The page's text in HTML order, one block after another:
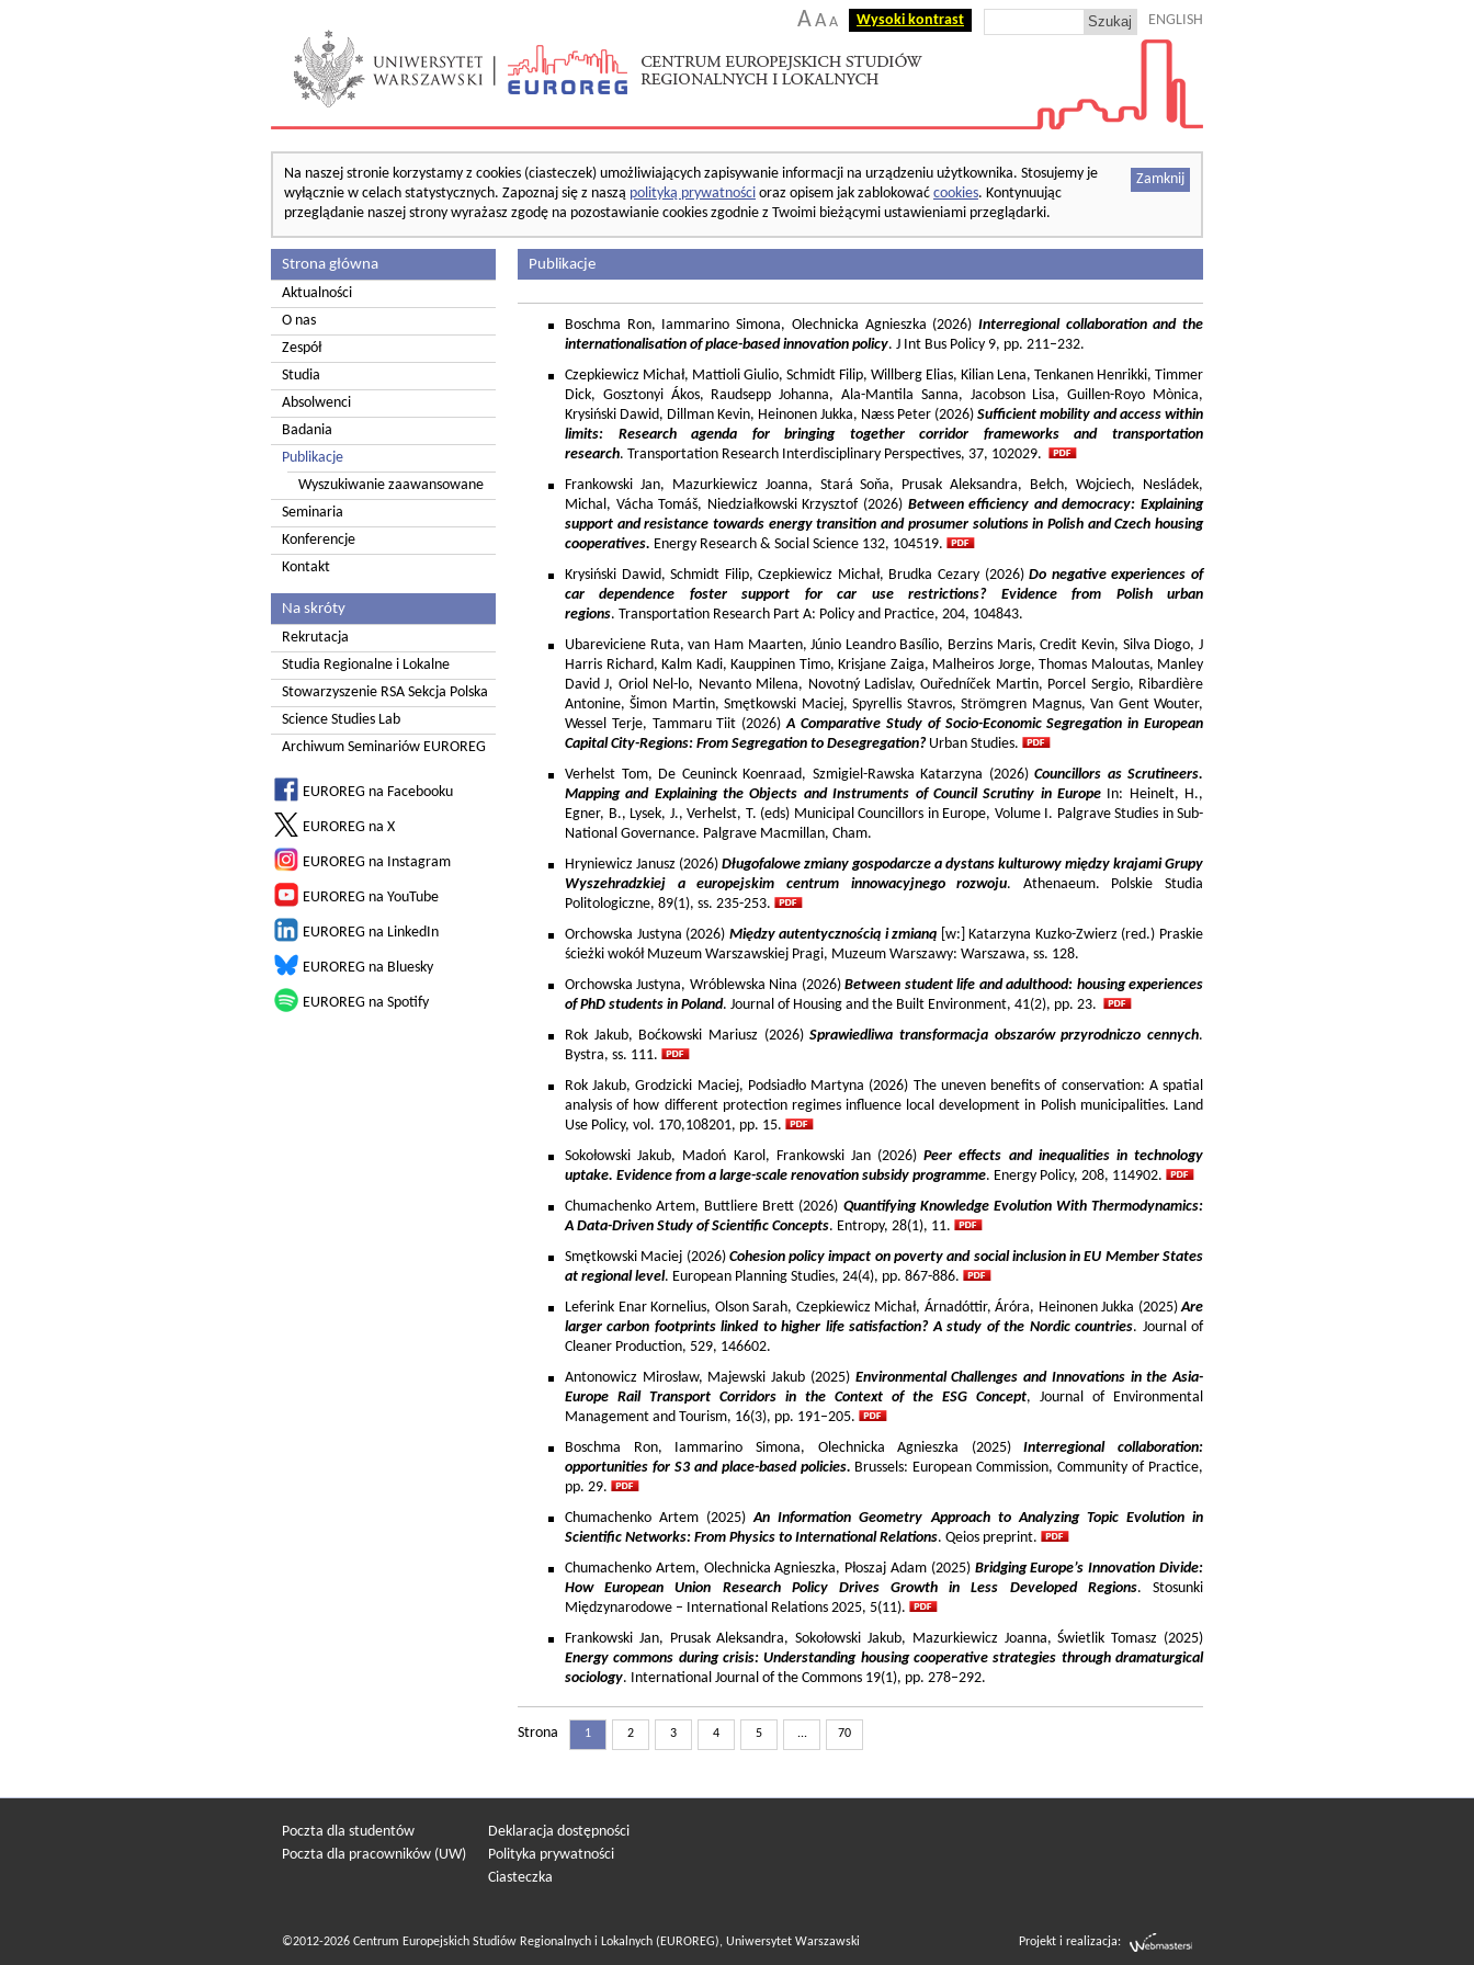
AA A Wysoki kontrast ENGLISH
Zamknij
Na naszej stronie korzystamy z cookies (ciasteczek) umożliwiających zapisywanie informacji na urządzeniu użytkownika. Stosujemy je
wyłącznie w celach statystycznych. Zapoznaj się z naszą polityką prywatności oraz opisem jak zablokować cookies. Kontynuując
przeglądanie naszej strony wyrażasz zgodę na pozostawianie cookies zgodnie z Twoimi bieżącymi ustawieniami przeglądarki.
Strona główna
Aktualności
O nas
Zespół
Studia
Absolwenci
Badania
Publikacje
Wyszukiwanie zaawansowane
Seminaria
Konferencje
Kontakt
Na skróty
Rekrutacja
Studia Regionalne i Lokalne
Stowarzyszenie RSA Sekcja Polska
Science Studies Lab
Archiwum Seminariów EUROREG
EUROREG na Facebooku
EUROREG na X
EUROREG na Instagram
EUROREG na YouTube
EUROREG na LinkedIn
EUROREG na Bluesky
EUROREG na Spotify
Publikacje
Boschma Ron, Iammarino Simona, Olechnicka Agnieszka (2026) Interregional collaboration and the
internationalisation of place-based innovation policy. J Int Bus Policy 9, pp. 211–232.
Czepkiewicz Michał, Mattioli Giulio, Schmidt Filip, Willberg Elias, Kilian Lena, Tenkanen Henrikki, Timmer
Dick, Gosztonyi Ákos, Raudsepp Johanna, Ala-Mantila Sanna, Jacobson Lisa, Guillen-Royo Mònica,
Krysiński Dawid, Dillman Kevin, Heinonen Jukka, Næss Peter (2026) Sufficient mobility and access within
limits: Research agenda for bringing together corridor frameworks and transportation
research. Transportation Research Interdisciplinary Perspectives, 37, 102029.
Frankowski Jan, Mazurkiewicz Joanna, Stará Soňa, Prusak Aleksandra, Bełch, Wojciech, Nesládek,
Michal, Vácha Tomáš, Niedziałkowski Krzysztof (2026) Between efficiency and democracy: Explaining
support and resistance towards energy transition and prosumer solutions in Polish and Czech housing
cooperatives. Energy Research & Social Science 132, 104519.
Krysiński Dawid, Schmidt Filip, Czepkiewicz Michał, Brudka Cezary (2026)Do negative experiences of
car dependence foster support for car use restrictions? Evidence from Polish urban
regions. Transportation Research Part A: Policy and Practice, 204, 104843.
Ubareviciene Ruta, van Ham Maarten, Júnio Leandro Basílio, Berzins Maris, Credit Kevin, Silva Diogo, J
Harris Richard, Kalm Kadi, Kauppinen Timo, Krisjane Zaiga, Malheiros Jorge, Thomas Maloutas, Manley
David J, Oriol Nel-lo, Nevanto Milena, Novotný Ladislav, Ouředníček Martin, Porcel Sergio, Ribardière
Antonine, Šimon Martin, Smętkowski Maciej, Spyrellis Stavros, Strömgren Magnus, Van Gent Wouter,
Wessel Terje, Tammaru Tiit (2026)A Comparative Study of Socio-Economic Segregation in European
Capital City-Regions: From Segregation to Desegregation?Urban Studies.
Verhelst Tom, De Ceuninck Koenraad, Szmigiel-Rawska Katarzyna (2026) Councillors as Scrutineers.
Mapping and Explaining the Objects and Instruments of Council Scrutiny in EuropeIn: Heinelt, H.,
Egner, B., Lysek, J., Verhelst, T. (eds) Municipal Councillors in Europe, Volume I. Palgrave Studies in Sub-
National Governance. Palgrave Macmillan, Cham.
Hryniewicz Janusz (2026) Długofalowe zmiany gospodarcze a dystans kulturowy między krajami Grupy
Wyszehradzkiej a europejskim centrum innowacyjnego rozwoju. Athenaeum. Polskie Studia
Politologiczne, 89(1), ss. 235-253.
Orchowska Justyna (2026) Między autentycznością i zmianą [w:] Katarzyna Kuzko-Zwierz (red.) Praskie
ścieżki wokół Muzeum Warszawskiej Pragi, Muzeum Warszawy: Warszawa, ss. 128.
Orchowska Justyna, Wróblewska Nina (2026)Between student life and adulthood: housing experiences
of PhD students in Poland. Journal of Housing and the Built Environment, 41(2), pp. 23.
Rok Jakub, Boćkowski Mariusz (2026)Sprawiedliwa transformacja obszarów przyrodniczo cennych.
Bystra, ss. 111.
Rok Jakub, Grodzicki Maciej, Podsiadło Martyna (2026) The uneven benefits of conservation: A spatial
analysis of how different protection regimes influence local development in Polish municipalities. Land
Use Policy, vol. 170,108201, pp. 15.
Sokołowski Jakub, Madoń Karol, Frankowski Jan (2026)Peer effects and inequalities in technology
uptake. Evidence from a large-scale renovation subsidy programme. Energy Policy, 208, 114902.
Chumachenko Artem, Buttliere Brett (2026) Quantifying Knowledge Evolution With Thermodynamics:
A Data-Driven Study of Scientific Concepts. Entropy, 28(1), 11.
Smętkowski Maciej (2026) Cohesion policy impact on poverty and social inclusion in EU Member States
at regional level. European Planning Studies, 24(4), pp. 867-886.
Leferink Enar Kornelius, Olson Sarah, Czepkiewicz Michał, Árnadóttir, Áróra, Heinonen Jukka (2025)Are
larger carbon footprints linked to higher life satisfaction? A study of the Nordic countries. Journal of
Cleaner Production, 529, 146602.
Antonowicz Mirosław, Majewski Jakub (2025) Environmental Challenges and Innovations in the Asia-
Europe Rail Transport Corridors in the Context of the ESG Concept, Journal of Environmental
Management and Tourism, 16(3), pp. 191–205.
Boschma Ron, Iammarino Simona, Olechnicka Agnieszka (2025)Interregional collaboration:
opportunities for S3 and place-based policies. Brussels: European Commission, Community of Practice,
pp. 29.
Chumachenko Artem (2025)An Information Geometry Approach to Analyzing Topic Evolution in
Scientific Networks: From Physics to International Relations. Qeios preprint.
Chumachenko Artem, Olechnicka Agnieszka, Płoszaj Adam (2025) Bridging Europe’s Innovation Divide:
How European Union Research Policy Drives Growth in Less Developed Regions. Stosunki
Międzynarodowe – International Relations 2025, 5(11).
Frankowski Jan, Prusak Aleksandra, Sokołowski Jakub, Mazurkiewicz Joanna, Świetlik Tomasz (2025)
Energy commons during crisis: Understanding housing cooperative strategies through dramaturgical
sociology. International Journal of the Commons 19(1), pp. 278–292.
Strona 1 2 3 4 5 ... 70
Poczta dla studentów
Poczta dla pracowników (UW)
Deklaracja dostępności
Polityka prywatności
Ciasteczka
©2012-2026 Centrum Europejskich Studiów Regionalnych i Lokalnych (EUROREG), Uniwersytet Warszawski Projekt i realizacja: